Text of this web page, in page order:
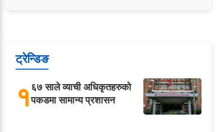
ट्रेन्डिङ
१६७ साले व्याची अधिकृतहरुको
पकडमा सामान्य प्रशासन